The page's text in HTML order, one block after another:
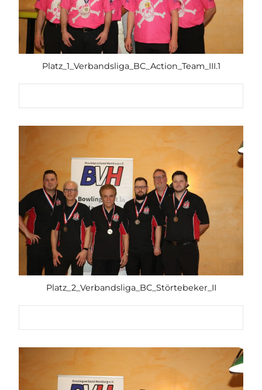
Platz_1_Verbandsliga_BC_Action_Team_III.1
Platz_2_Verbandsliga_BC_Störtebeker_II